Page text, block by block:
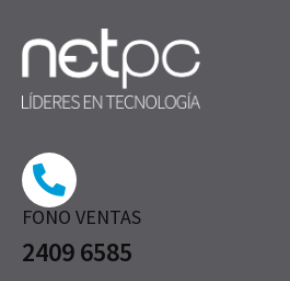
FONO VENTAS
2409 6585